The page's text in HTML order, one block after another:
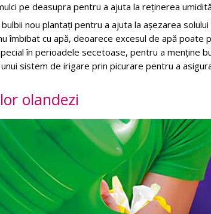
pe deasupra pentru a ajuta la reținerea
nou plantați pentru a ajuta la așezarea
îmbibat cu apă, deoarece excesul de apă
în perioadele secetoase, pentru a menține
sistem de irigare prin picurare pentru a
olandezi